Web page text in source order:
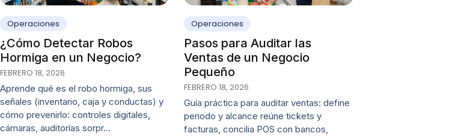
Operaciones
¿Cómo Detectar Robos
Hormiga en un Negocio?
FEBRERO 18, 2026
Aprende qué es el robo hormiga, sus
señales (inventario, caja y conductas) y
cómo prevenirlo: controles digitales,
cámaras, auditorías sorpr…
Operaciones
Pasos para Auditar las
Ventas de un Negocio
Pequeño
FEBRERO 18, 2026
Guía práctica para auditar ventas: define
periodo y alcance reúne tickets y
facturas, concilia POS con bancos,